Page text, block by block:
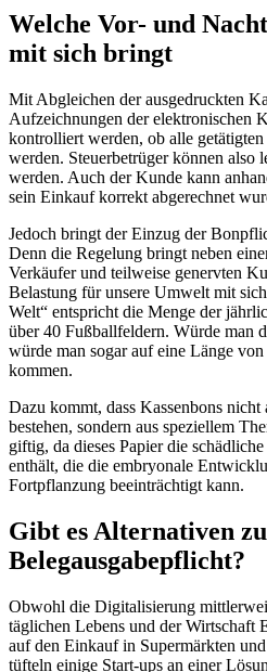
Welche Vor- und
mit sich bringt
Mit Abgleichen der ausgedruckten
Aufzeichnungen der elektronischen
kontrolliert werden, ob alle
werden. Steuerbetrüger können also
werden. Auch der Kunde kann
sein Einkauf korrekt abgerechnet
Jedoch bringt der Einzug der
Denn die Regelung bringt neben
Verkäufer und teilweise genervten
Belastung für unsere Umwelt mit
Welt“ entspricht die Menge der
über 40 Fußballfeldern. Würde man
würde man sogar auf eine Länge
kommen.
Dazu kommt, dass Kassenbons
bestehen, sondern aus speziellem
giftig, da dieses Papier die
enthält, die die embryonale
Fortpflanzung beeinträchtigt kann.
Gibt es Alternativen
Belegausgabepflicht?
Obwohl die Digitalisierung
täglichen Lebens und der Wirtschaft
auf den Einkauf in Supermärkten
tüfteln einige Start-ups an einer